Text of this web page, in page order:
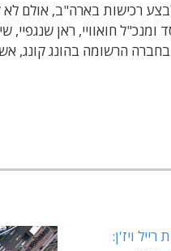
רכישות בארה"ב, אולם
חואוויי, ראן שנגפיי,
הרשומה בהונג קונג,